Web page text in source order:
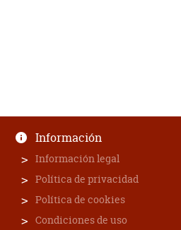
Información
Información legal
Política de privacidad
Política de cookies
Condiciones de uso